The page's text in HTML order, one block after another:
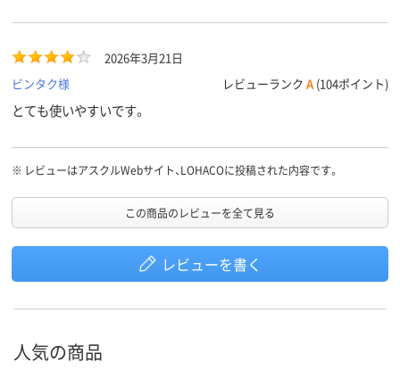
2026年3月21日
ビンタク様
レビューランク A (104ポイント)
とても使いやすいです。
※ レビューはアスクルWebサイト、LOHACOに投稿された内容です。
この商品のレビューを全て見る
レビューを書く
人気の商品